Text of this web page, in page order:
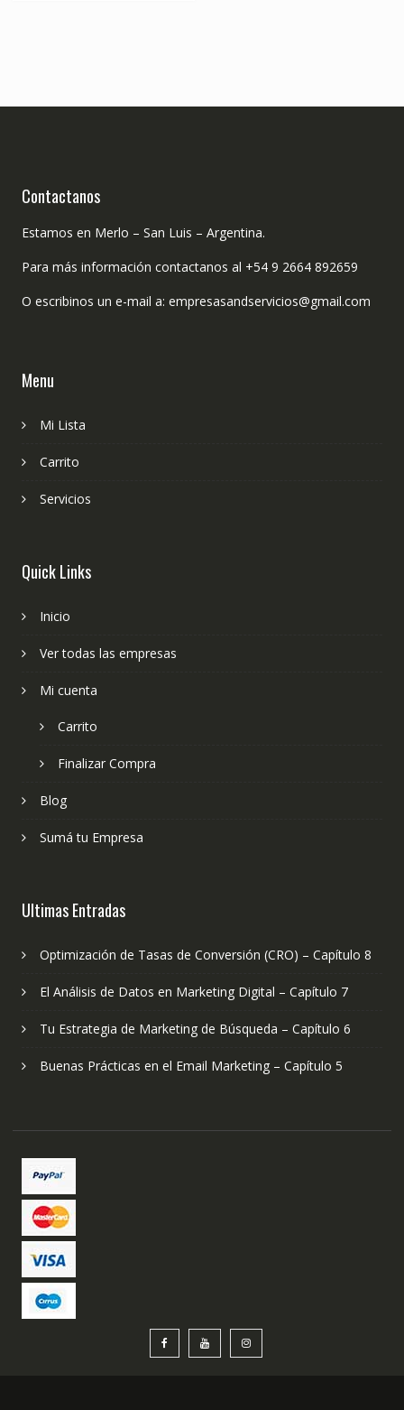
Contactanos
Estamos en Merlo – San Luis – Argentina.
Para más información contactanos al +54 9 2664 892659
O escribinos un e-mail a: empresasandservicios@gmail.com
Menu
Mi Lista
Carrito
Servicios
Quick Links
Inicio
Ver todas las empresas
Mi cuenta
Carrito
Finalizar Compra
Blog
Sumá tu Empresa
Ultimas Entradas
Optimización de Tasas de Conversión (CRO) – Capítulo 8
El Análisis de Datos en Marketing Digital – Capítulo 7
Tu Estrategia de Marketing de Búsqueda – Capítulo 6
Buenas Prácticas en el Email Marketing – Capítulo 5